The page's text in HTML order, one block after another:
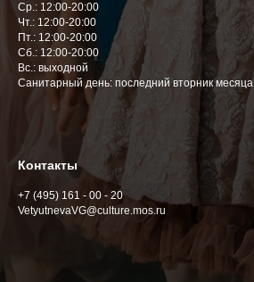
Ср.: 12:00-20:00
Чт.: 12:00-20:00
Пт.: 12:00-20:00
Сб.: 12:00-20:00
Вс.: выходной
Cанитарный день: последний вторник месяца
Контакты
+7 (495) 161 - 00 - 20
VetyutnevaVG@culture.mos.ru